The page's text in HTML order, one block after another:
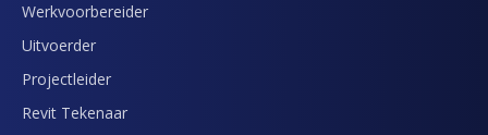
Werkvoorbereider
Uitvoerder
Projectleider
Revit Tekenaar